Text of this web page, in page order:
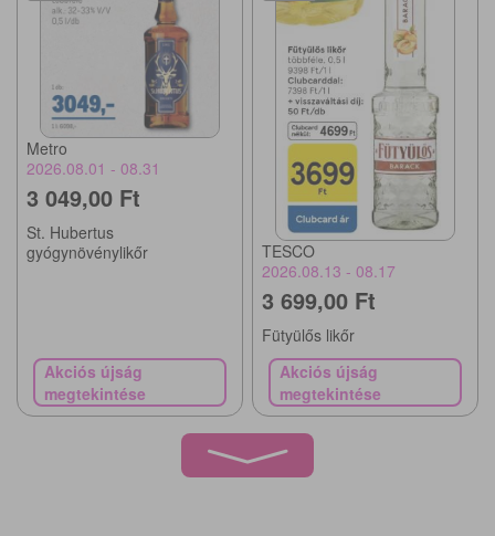
Metro
2026.08.01 - 08.31
3 049,00 Ft
St. Hubertus
gyógynövénylikőr
Akciós újság
megtekintése
TESCO
2026.08.13 - 08.17
3 699,00 Ft
Fütyülős likőr
Akciós újság
megtekintése